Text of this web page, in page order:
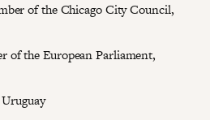
of the Chicago City Council,
of the European Parliament,